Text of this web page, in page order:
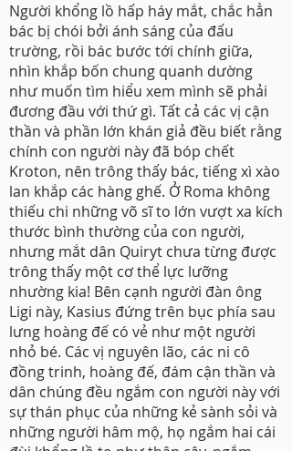
Người khổng lồ hấp háy mắt, chắc hẳn
bác bị chói bởi ánh sáng của đấu
trường, rồi bác bước tới chính giữa,
nhìn khắp bốn chung quanh dường
như muốn tìm hiểu xem mình sẽ phải
đương đầu với thứ gì. Tất cả các vị cận
thần và phần lớn khán giả đều biết rằng
chính con người này đã bóp chết
Kroton, nên trông thấy bác, tiếng xì xào
lan khắp các hàng ghế. Ở Roma không
thiếu chi những võ sĩ to lớn vượt xa kích
thước bình thường của con người,
nhưng mắt dân Quiryt chưa từng được
trông thấy một cơ thể lực lưỡng
nhường kia! Bên cạnh người đàn ông
Ligi này, Kasius đứng trên bục phía sau
lưng hoàng đế có vẻ như một người
nhỏ bé. Các vị nguyên lão, các ni cô
đồng trinh, hoàng đế, đám cận thần và
dân chúng đều ngắm con người này với
sự thán phục của những kẻ sành sỏi và
những người hâm mộ, họ ngắm hai cái